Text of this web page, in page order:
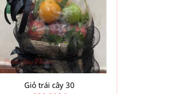
Giỏ trái cây 30